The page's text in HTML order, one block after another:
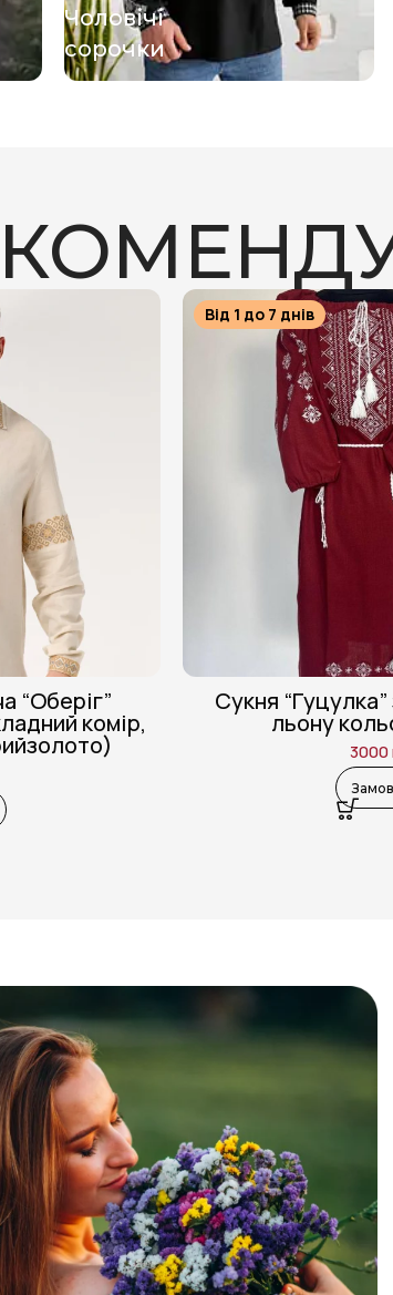
Чоловічі
сорочки
“Оберіг”
комір,
Від 1 до 7 днів
Сукня
льону
3000